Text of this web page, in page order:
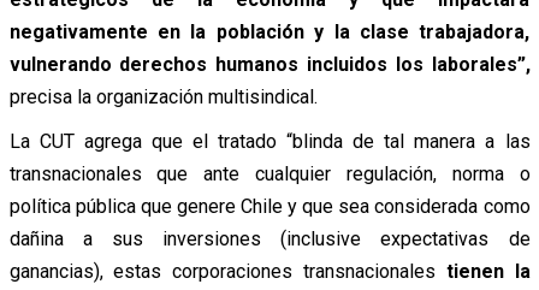
negativamente en la población y la clase trabajadora,
vulnerando derechos humanos incluidos los laborales”,
precisa la organización multisindical.
La CUT agrega que el tratado “blinda de tal manera a las
transnacionales que ante cualquier regulación, norma o
política pública que genere Chile y que sea considerada como
dañina a sus inversiones (inclusive expectativas de
ganancias), estas corporaciones transnacionales tienen la